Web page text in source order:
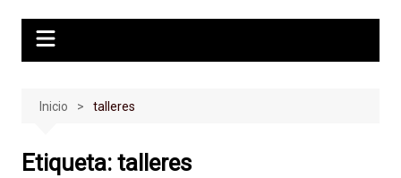
Inicio talleres
Etiqueta: talleres